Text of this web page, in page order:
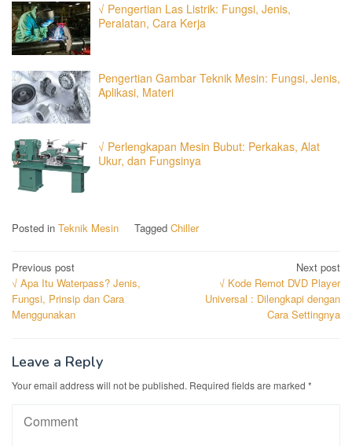
√ Pengertian Las Listrik: Fungsi, Jenis,
Peralatan, Cara Kerja
Pengertian Gambar Teknik Mesin: Fungsi, Jenis,
Aplikasi, Materi
√ Perlengkapan Mesin Bubut: Perkakas, Alat
Ukur, dan Fungsinya
Posted in Teknik Mesin Tagged Chiller
Post
navigation
Previous post
√ Apa Itu Waterpass? Jenis,
Fungsi, Prinsip dan Cara
Menggunakan
Next post
√ Kode Remot DVD Player
Universal : Dilengkapi dengan
Cara Settingnya
Leave a Reply
Your email address will not be published. Required fields are marked *